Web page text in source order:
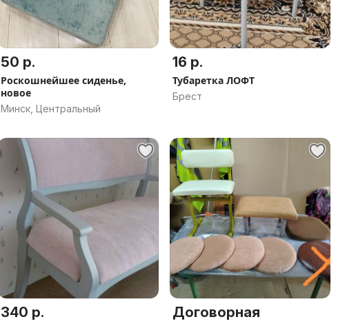
50 р.
Роскошнейшее сиденье,
новое
Минск, Центральный
16 р.
Тубаретка ЛОФТ
Брест
340 р. Договорная